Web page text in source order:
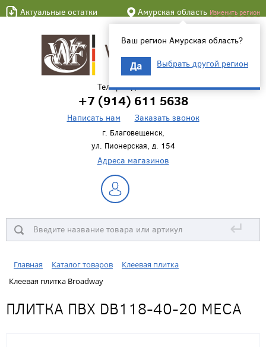
Актуальные остатки Амурская область Изменить регион
Ваш регион Амурская область?
Да Выбрать другой регион
Телефон для связи
+7 (914) 611 5638
Написать нам Заказать звонок
г. Благовещенск,
ул. Пионерская, д. 154
Адреса магазинов
↵
Главная Каталог товаров
Клеевая плитка
Клеевая плитка Broadway
ПЛИТКА ПВХ DB118-40-20 МЕСА